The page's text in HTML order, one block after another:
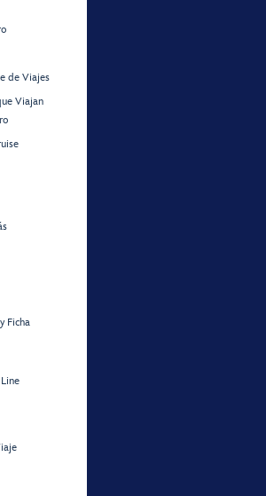
de Viajes
Viajan
Ficha